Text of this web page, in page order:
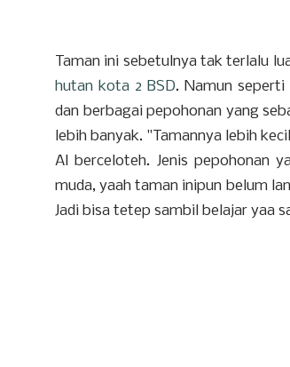
Taman ini sebetulnya tak terlalu
hutan kota 2 BSD. Namun seperti
dan berbagai pepohonan yang
lebih banyak. "Tamannya lebih
Al berceloteh. Jenis pepohonan
muda, yaah taman inipun belum
Jadi bisa tetep sambil belajar yaa